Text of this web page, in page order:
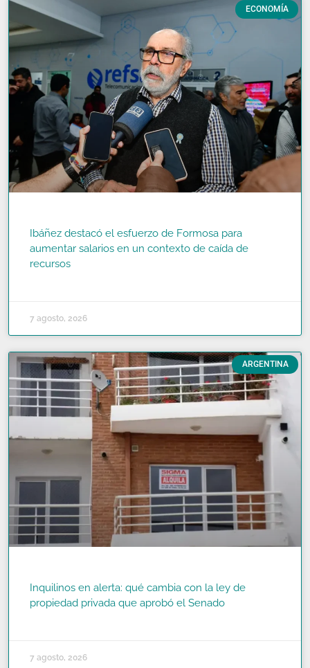
ECONOMÍA
Ibáñez destacó el esfuerzo de Formosa para
aumentar salarios en un contexto de caída de
recursos
7 agosto, 2026
ARGENTINA
Inquilinos en alerta: qué cambia con la ley de
propiedad privada que aprobó el Senado
7 agosto, 2026